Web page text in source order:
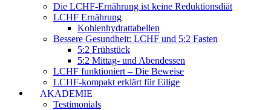
Die LCHF-Ernährung ist keine Reduktionsdiät
LCHF Ernährung
Kohlenhydrattabellen
Bessere Gesundheit: LCHF und 5:2 Fasten
5:2 Frühstück
5:2 Mittag- und Abendessen
LCHF funktioniert – Die Beweise
LCHF-kompakt erklärt für Eilige
AKADEMIE
Testimonials